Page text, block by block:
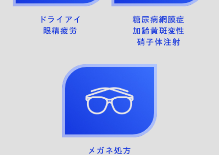
ドライアイ
眼精疲労
糖尿病網膜症
加齢黄斑変性
硝子体注射
メガネ処方